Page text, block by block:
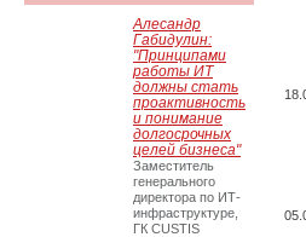
Алесандр
Габидулин:
"Принципами
работы ИТ
должны стать
проактивность
и понимание
долгосрочных
целей бизнеса"
Заместитель
генерального
директора по ИТ-
инфраструктуре,
ГК CUSTIS